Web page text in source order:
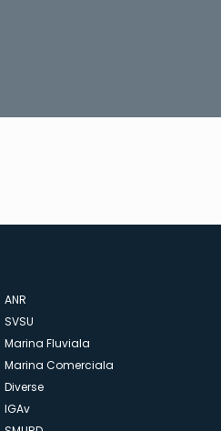
ANR
SVSU
Marina Fluviala
Marina Comerciala
Diverse
IGAv